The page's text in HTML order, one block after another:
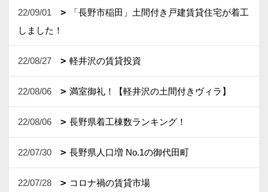
22/09/01
「長野市稲田」土間付き戸建賃貸住宅が着工
しました！
22/08/27 軽井沢の賃貸投資
22/08/06 満室御礼！【軽井沢の土間付きヴィラ】
22/08/06 長野県着工棟数ランキング！
22/07/30 長野県人口増 No.1の御代田町
22/07/28 コロナ禍の賃貸市場